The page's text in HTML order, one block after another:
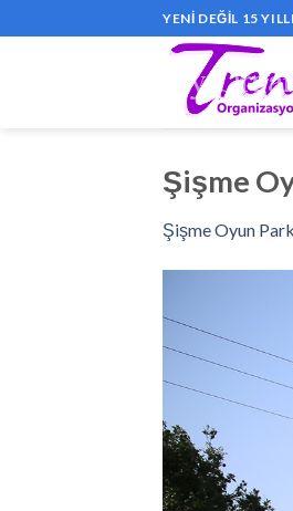
to
YENI DEĞIL 15
Şişme
Şişme Oyun